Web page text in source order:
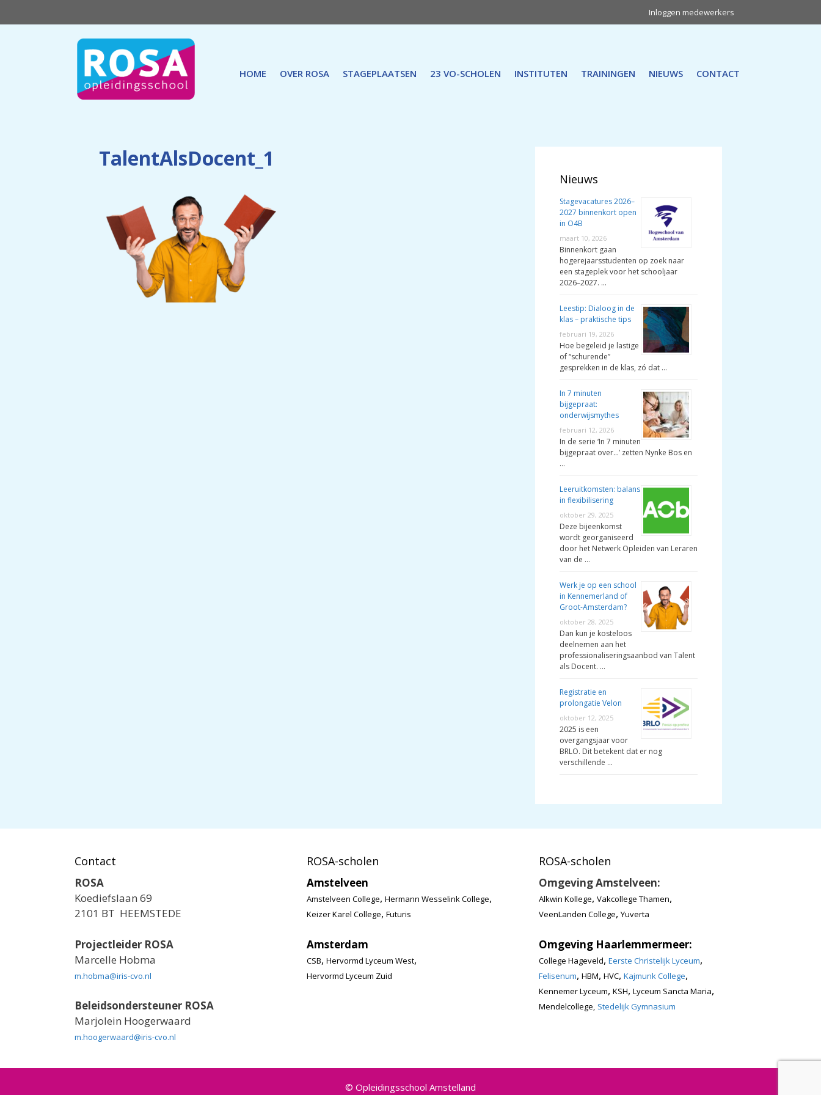
naar
Inloggen medewerkers
HOME OVER ROSA STAGEPLAATSEN 23 VO-SCHOLEN INSTITUTEN TRAININGEN NIEUWS CONTACT
TalentAlsDocent_1
Nieuws
Stagevacatures 2026–
2027 binnenkort open
in O4B
maart 10, 2026
Binnenkort gaan
hogerejaarsstudenten op zoek naar
een stageplek voor het schooljaar
2026–2027. …
Leestip: Dialoog in de
klas – praktische tips
februari 19, 2026
Hoe begeleid je lastige
of “schurende”
gesprekken in de klas, zó dat …
In 7 minuten
bijgepraat:
onderwijsmythes
februari 12, 2026
In de serie ‘In 7 minuten
bijgepraat over…’ zetten Nynke Bos en
…
Leeruitkomsten: balans
in flexibilisering
oktober 29, 2025
Deze bijeenkomst
wordt georganiseerd
door het Netwerk Opleiden van Leraren
van de …
Werk je op een school
in Kennemerland of
Groot-Amsterdam?
oktober 28, 2025
Dan kun je kosteloos
deelnemen aan het
professionaliseringsaanbod van Talent
als Docent. …
Registratie en
prolongatie Velon
oktober 12, 2025
2025 is een
overgangsjaar voor
BRLO. Dit betekent dat er nog
verschillende …
Contact
ROSA
Koediefslaan 69
2101 BT HEEMSTEDE
Projectleider ROSA
Marcelle Hobma
m.hobma@iris-cvo.nl
Beleidsondersteuner ROSA
Marjolein Hoogerwaard
m.hoogerwaard@iris-cvo.nl
ROSA-scholen
Amstelveen
Amstelveen College, Hermann Wesselink College,
Keizer Karel College, Futuris
Amsterdam
CSB, Hervormd Lyceum West,
Hervormd Lyceum Zuid
ROSA-scholen
Omgeving Amstelveen:
Alkwin Kollege, Vakcollege Thamen,
VeenLanden College, Yuverta
Omgeving Haarlemmermeer:
College Hageveld, Eerste Christelijk Lyceum,
Felisenum, HBM, HVC, Kajmunk College,
Kennemer Lyceum, KSH, Lyceum Sancta Maria,
Mendelcollege, Stedelijk Gymnasium
© Opleidingsschool Amstelland